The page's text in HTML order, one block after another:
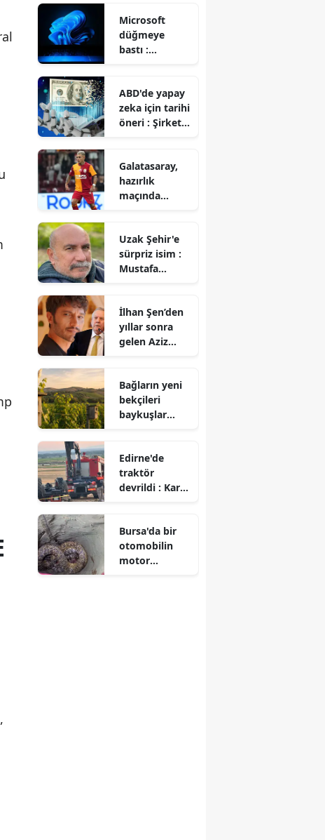
geliştirildi
Microsoft
düğmeye
bastı :
'RAM'
müjdesi!
ABD'de yapay
zeka için tarihi
öneri : Şirket
mi geçecek?
Galatasaray,
hazırlık
maçında
Uzak Şehir'e
sürpriz isim :
Mustafa
İlhan Şen’den
yıllar sonra
gelen Aziz
Bağların yeni
bekçileri
baykuşlar
kutusu
kuruldu
Edirne'de
traktör
devrildi : Karı
Bursa'da bir
otomobilin
motor